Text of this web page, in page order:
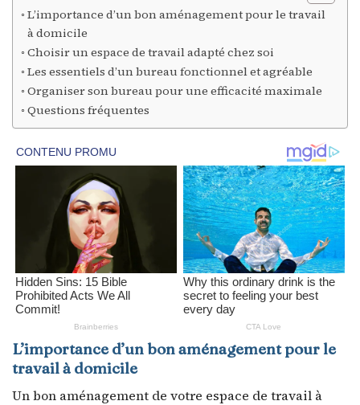
L’importance d’un bon aménagement pour le travail
à domicile
Choisir un espace de travail adapté chez soi
Les essentiels d’un bureau fonctionnel et agréable
Organiser son bureau pour une efficacité maximale
Questions fréquentes
L’importance d’un bon aménagement pour le
travail à domicile
Un bon aménagement de votre espace de travail à